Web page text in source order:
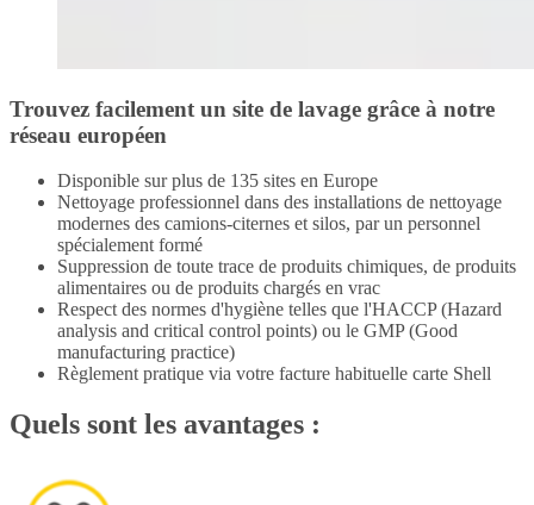
Trouvez facilement un site de lavage grâce à notre
réseau européen
Disponible sur plus de 135 sites en Europe
Nettoyage professionnel dans des installations de nettoyage
modernes des camions-citernes et silos, par un personnel
spécialement formé
Suppression de toute trace de produits chimiques, de produits
alimentaires ou de produits chargés en vrac
Respect des normes d'hygiène telles que l'HACCP (Hazard
analysis and critical control points) ou le GMP (Good
manufacturing practice)
Règlement pratique via votre facture habituelle carte Shell
Quels sont les avantages :